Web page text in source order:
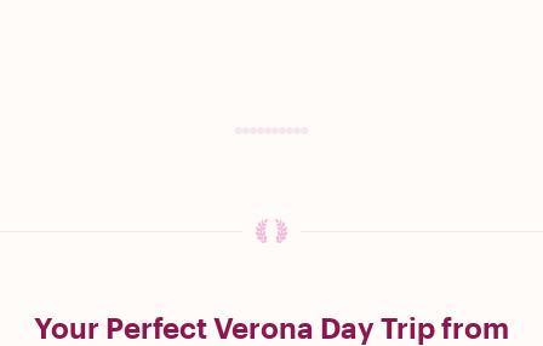
Your Perfect Verona Day Trip from